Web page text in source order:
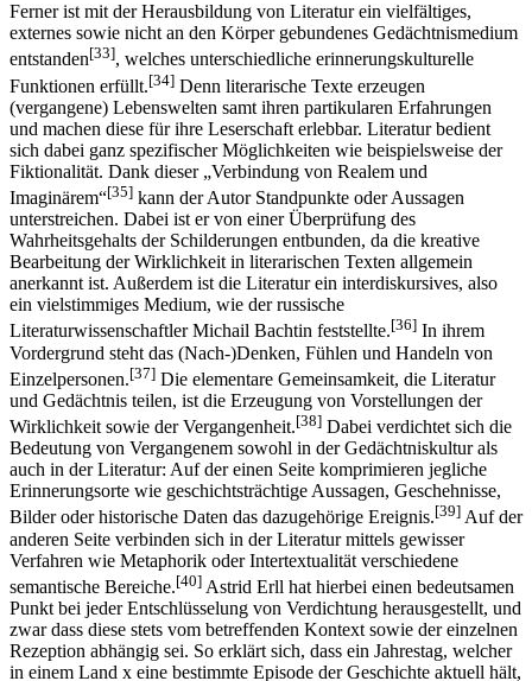
Ferner ist mit der Herausbildung von Literatur ein vielfältiges,
externes sowie nicht an den Körper gebundenes Gedächtnismedium
entstanden[33], welches unterschiedliche erinnerungs­kulturelle
Funktionen erfüllt.[34] Denn literarische Texte erzeugen
(vergangene) Lebenswelten samt ihren partikularen Erfahrungen
und machen diese für ihre Leserschaft erlebbar. Literatur bedient
sich dabei ganz spezifischer Möglichkeiten wie beispielsweise der
Fiktionalität. Dank dieser „Verbindung von Realem und
Imaginärem“[35] kann der Autor Standpunkte oder Aussagen
unterstreichen. Dabei ist er von einer Überprüfung des
Wahrheitsgehalts der Schilderungen entbunden, da die kreative
Bearbeitung der Wirklichkeit in literarischen Texten allgemein
anerkannt ist. Außerdem ist die Literatur ein interdiskursives, also
ein vielstimmiges Medium, wie der russische
Literaturwissenschaftler Michail Bachtin feststellte.[36] In ihrem
Vordergrund steht das (Nach-)Denken, Fühlen und Handeln von
Einzelpersonen.[37] Die elementare Gemeinsamkeit, die Literatur
und Gedächtnis teilen, ist die Erzeugung von Vorstellungen der
Wirklichkeit sowie der Vergangenheit.[38] Dabei verdichtet sich die
Bedeutung von Vergangenem sowohl in der Gedächtniskultur als
auch in der Literatur: Auf der einen Seite komprimieren jegliche
Erinnerungsorte wie geschichtsträchtige Aussagen, Geschehnisse,
Bilder oder historische Daten das dazugehörige Ereignis.[39] Auf der
anderen Seite verbinden sich in der Literatur mittels gewisser
Verfahren wie Metaphorik oder Intertextualität verschiedene
semantische Bereiche.[40] Astrid Erll hat hierbei einen bedeutsamen
Punkt bei jeder Entschlüsselung von Verdichtung herausgestellt, und
zwar dass diese stets vom betreffenden Kontext sowie der einzelnen
Rezeption abhängig sei. So erklärt sich, dass ein Jahrestag, welcher
in einem Land x eine bestimmte Episode der Geschichte aktuell hält,